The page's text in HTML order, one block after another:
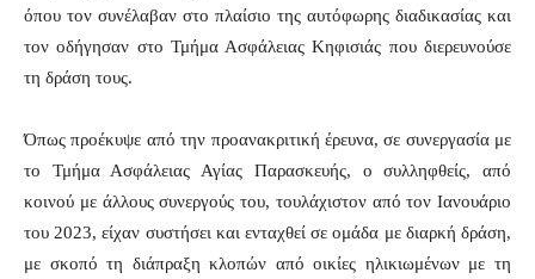
όπου τον συνέλαβαν στο πλαίσιο της αυτόφωρης διαδικασίας και
τον οδήγησαν στο Τμήμα Ασφάλειας Κηφισιάς που διερευνούσε
τη δράση τους.
Όπως προέκυψε από την προανακριτική έρευνα, σε συνεργασία με
το Τμήμα Ασφάλειας Αγίας Παρασκευής, ο συλληφθείς, από
κοινού με άλλους συνεργούς του, τουλάχιστον από τον Ιανουάριο
του 2023, είχαν συστήσει και ενταχθεί σε ομάδα με διαρκή δράση,
με σκοπό τη διάπραξη κλοπών από οικίες ηλικιωμένων με τη